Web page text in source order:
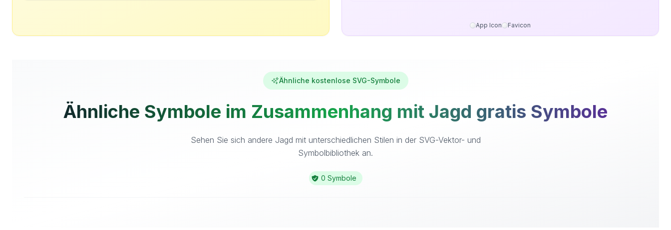
App Icon Favicon
Ähnliche kostenlose SVG-Symbole
Ähnliche Symbole im Zusammenhang mit Jagd gratis Symbole
Sehen Sie sich andere Jagd mit unterschiedlichen Stilen in der SVG-Vektor- und
Symbolbibliothek an.
0 Symbole